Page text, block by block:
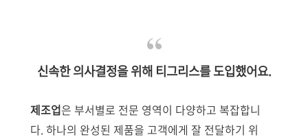
신속한 의사결정을 위해 티그리스를 도입했어요.
제조업은 부서별로 전문 영역이 다양하고 복잡합니
다. 하나의 완성된 제품을 고객에게 잘 전달하기 위